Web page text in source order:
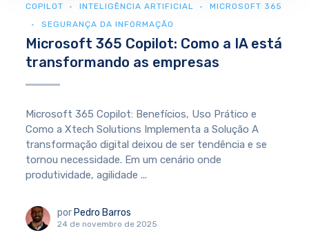
COPILOT INTELIGÊNCIA ARTIFICIAL
MICROSOFT 365
SEGURANÇA DA INFORMAÇÃO
Microsoft 365 Copilot: Como a IA está
transformando as empresas
Microsoft 365 Copilot: Benefícios, Uso Prático e
Como a Xtech Solutions Implementa a Solução A
transformação digital deixou de ser tendência e se
tornou necessidade. Em um cenário onde
produtividade, agilidade ...
por Pedro Barros
24 de novembro de 2025